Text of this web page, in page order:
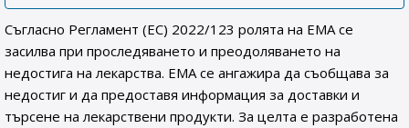
Съгласно Регламент (ЕС) 2022/123 ролята на ЕМА се
засилва при проследяването и преодоляването на
недостига на лекарства. ЕМА се ангажира да съобщава за
недостиг и да предоставя информация за доставки и
търсене на лекарствени продукти. За целта е разработена